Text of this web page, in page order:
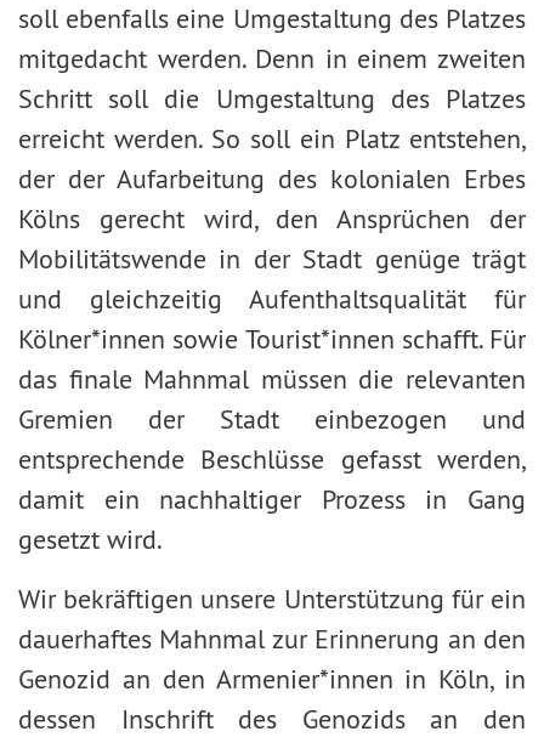
soll ebenfalls eine Umgestaltung des Platzes
mitgedacht werden. Denn in einem zweiten
Schritt soll die Umgestaltung des Platzes
erreicht werden. So soll ein Platz entstehen,
der der Aufarbeitung des kolonialen Erbes
Kölns gerecht wird, den Ansprüchen der
Mobilitätswende in der Stadt genüge trägt
und gleichzeitig Aufenthaltsqualität für
Kölner*innen sowie Tourist*innen schafft. Für
das finale Mahnmal müssen die relevanten
Gremien der Stadt einbezogen und
entsprechende Beschlüsse gefasst werden,
damit ein nachhaltiger Prozess in Gang
gesetzt wird.
Wir bekräftigen unsere Unterstützung für ein
dauerhaftes Mahnmal zur Erinnerung an den
Genozid an den Armenier*innen in Köln, in
dessen Inschrift des Genozids an den